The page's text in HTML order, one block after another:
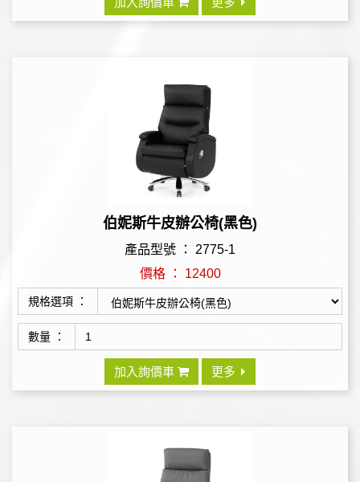
伯妮斯牛皮辦公椅(黑色)
產品型號 ： 2775-1
價格 ： 12400
規格選項 ：
數量 ：
加入詢價車 更多